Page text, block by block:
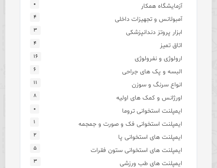
آزمایشگاه همکار ۰
آمبولانس و تجهیزات داخلی ۴
ابزار پروتز دندانپزشکی ۳
اتاق تمیز ۴
ارولوژی و نفرولوژی ۱۶
البسه و پک های جراحی ۶
انواع سرنگ و سوزن ۱۱
اورژانس و کمک های اولیه ۸
ایمپلنت استخوانی تروما ۰
ایمپلنت استخوانی فک و صورت و جمجمه ۱
ایمپلنت های استخوانی پا ۲
ایمپلنت های استخوانی ستون فقرات ۵
ایمپلنت های طب ورزشی ۳